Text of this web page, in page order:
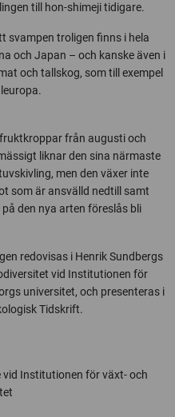
till hon-shimeji tidigare.
svampen troligen finns i hela
och Japan – och kanske även i
och tallskog, som till exempel
från augusti och
liknar den sina närmaste
men den växer inte
som är ansvälld nedtill samt
den nya arten föreslås bli
redovisas i Henrik Sundbergs
vid Institutionen för
universitet, och presenteras i
Tidskrift.
vid Institutionen för växt- och